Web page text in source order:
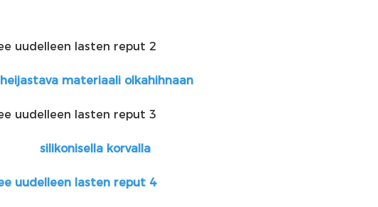
heijastava materiaali olkahihnaan
silikonisella korvalla